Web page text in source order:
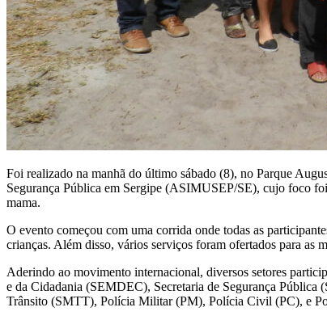
Foi realizado na manhã do último sábado (8), no Parque
Segurança Pública em Sergipe (ASIMUSEP/SE), cujo foco
mama.
O evento começou com uma corrida onde todas as
crianças. Além disso, vários serviços foram ofertados para as
Aderindo ao movimento internacional, diversos setores
e da Cidadania (SEMDEC), Secretaria de Segurança
Trânsito (SMTT), Polícia Militar (PM), Polícia Civil (PC), e